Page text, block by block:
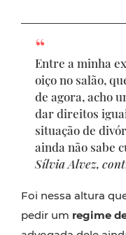
Entre a minha
oiço no salão,
de agora, acho
dar direitos
situação de
ainda não sabe
Sílvia Alvez,
Foi nessa altura
pedir um regime